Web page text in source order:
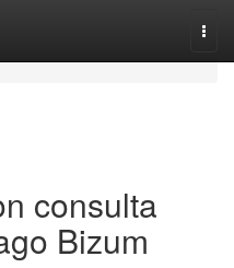
consulta
Bizum